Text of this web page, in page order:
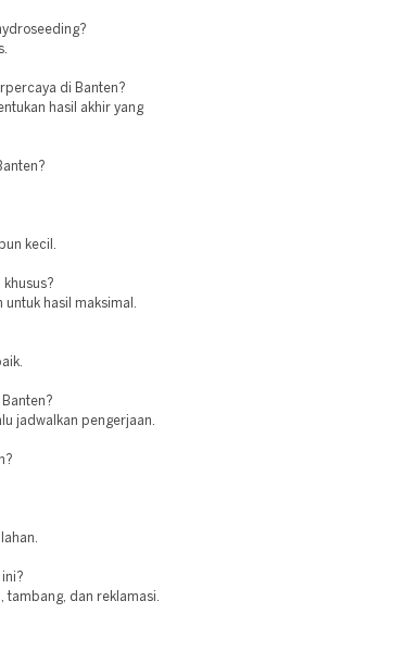
di Banten?
hasil akhir yang
kecil.
khusus?
hasil maksimal.
jadwalkan pengerjaan.
tambang, dan reklamasi.